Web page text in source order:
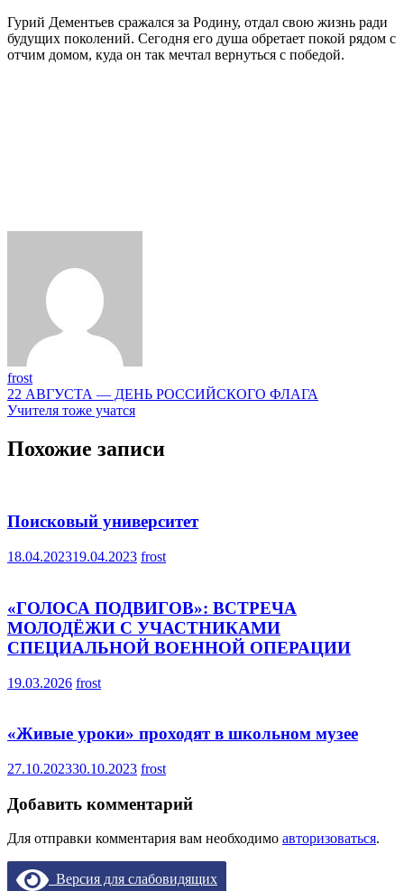
Гурий Дементьев сражался за Родину, отдал свою жизнь ради
будущих поколений. Сегодня его душа обретает покой рядом с
отчим домом, куда он так мечтал вернуться с победой.
frost
Навигация
по
записям
22 АВГУСТА — ДЕНЬ РОССИЙСКОГО ФЛАГА
Учителя тоже учатся
Похожие записи
Поисковый университет
18.04.202319.04.2023 frost
«ГОЛОСА ПОДВИГОВ»: ВСТРЕЧА
МОЛОДЁЖИ С УЧАСТНИКАМИ
СПЕЦИАЛЬНОЙ ВОЕННОЙ ОПЕРАЦИИ
19.03.2026 frost
«Живые уроки» проходят в школьном музее
27.10.202330.10.2023 frost
Добавить комментарий
Для отправки комментария вам необходимо авторизоваться.
Версия для слабовидящих